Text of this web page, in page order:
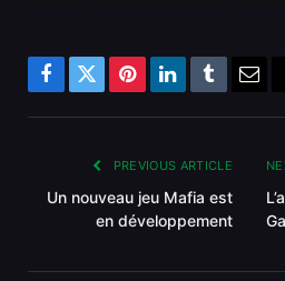
Facebook
TwitterPinterestLinkedInTumblr
PREVIOUS ARTICLE
Un nouveau jeu Mafia est
en développement